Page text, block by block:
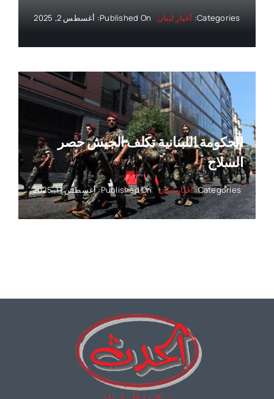
Categories: أخبار لبنان Published On: أغسطس 2, 2025
الحكومة اللبنانية تكلف الجيش حصر
السلاح
Categories: أخبار لبنان Published On: أغسطس 11, 2025